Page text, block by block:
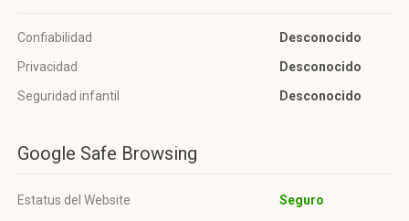
Confiabilidad
Desconocido
Privacidad
Desconocido
Seguridad infantil
Desconocido
Google Safe Browsing
Estatus del Website Seguro